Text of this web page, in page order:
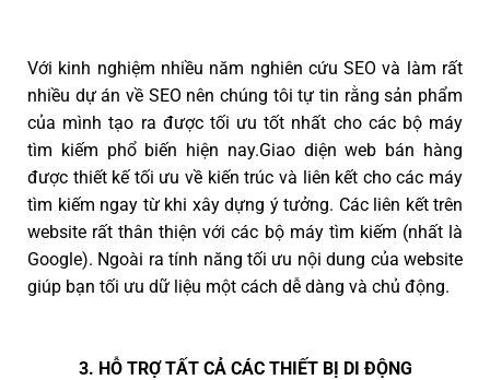
Với kinh nghiệm nhiều năm nghiên cứu SEO và làm rất
nhiều dự án về SEO nên chúng tôi tự tin rằng sản phẩm
của mình tạo ra được tối ưu tốt nhất cho các bộ máy
tìm kiếm phổ biến hiện nay.Giao diện web bán hàng
được thiết kế tối ưu về kiến trúc và liên kết cho các máy
tìm kiếm ngay từ khi xây dựng ý tưởng. Các liên kết trên
website rất thân thiện với các bộ máy tìm kiếm (nhất là
Google). Ngoài ra tính năng tối ưu nội dung của website
giúp bạn tối ưu dữ liệu một cách dễ dàng và chủ động.
3. HỖ TRỢ TẤT CẢ CÁC THIẾT BỊ DI ĐỘNG